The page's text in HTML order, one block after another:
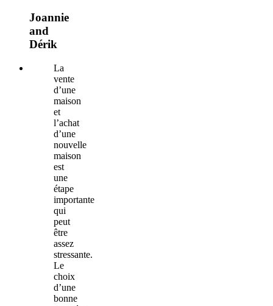
Joannie
and
Dérik
La
vente
d’une
maison
et
l’achat
d’une
nouvelle
maison
est
une
étape
importante
qui
peut
être
assez
stressante.
Le
choix
d’une
bonne